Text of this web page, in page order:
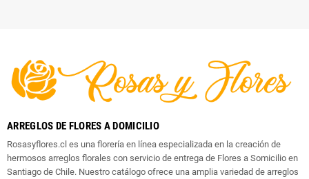
ARREGLOS DE FLORES A DOMICILIO
Rosasyflores.cl es una florería en línea especializada en la creación de
hermosos arreglos florales con servicio de entrega de Flores a Somicilio en
Santiago de Chile. Nuestro catálogo ofrece una amplia variedad de arreglos